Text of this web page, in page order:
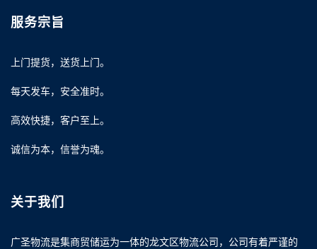
服务宗旨
上门提货，送货上门。
每天发车，安全准时。
高效快捷，客户至上。
诚信为本，信誉为魂。
关于我们
广圣物流是集商贸储运为一体的龙文区物流公司，公司有着严谨的